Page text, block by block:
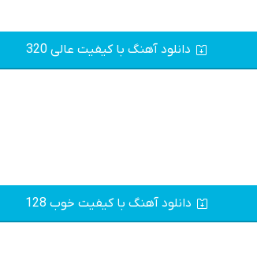
دانلود آهنگ با کیفیت عالی 320
دانلود آهنگ با کیفیت خوب 128